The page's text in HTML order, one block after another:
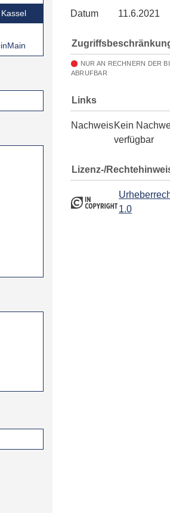
Datum
11.6.2021
NUR AN RECHNERN DER
ABRUFBAR
Links
NachweisKein
verfügbar
Lizenz-/
1.0